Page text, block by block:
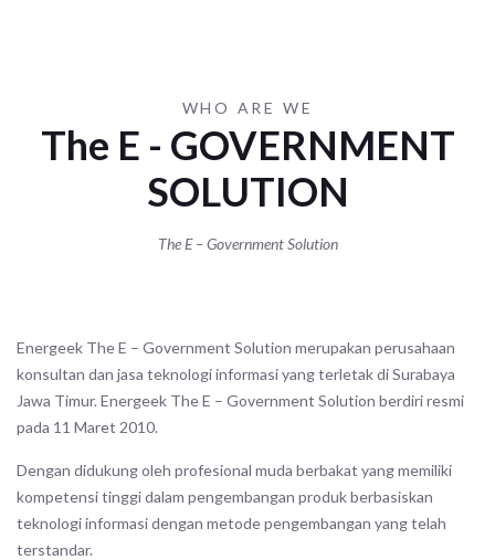
WHO ARE WE
The E - GOVERNMENT
SOLUTION
The E – Government Solution
Energeek The E – Government Solution merupakan perusahaan
konsultan dan jasa teknologi informasi yang terletak di Surabaya
Jawa Timur. Energeek The E – Government Solution berdiri resmi
pada 11 Maret 2010.
Dengan didukung oleh profesional muda berbakat yang memiliki
kompetensi tinggi dalam pengembangan produk berbasiskan
teknologi informasi dengan metode pengembangan yang telah
terstandar.